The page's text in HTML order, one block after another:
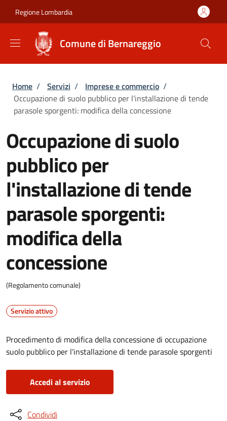
Regione Lombardia
Comune di Bernareggio
Briciole di pane
Home / Servizi / Imprese e commercio /
Occupazione di suolo pubblico per l'installazione di tende
parasole sporgenti: modifica della concessione
Occupazione di suolo
pubblico per
l'installazione di tende
parasole sporgenti:
modifica della
concessione
(Regolamento comunale)
Servizio attivo
Procedimento di modifica della concessione di occupazione
suolo pubblico per l'installazione di tende parasole sporgenti
Accedi al servizio
Condividi